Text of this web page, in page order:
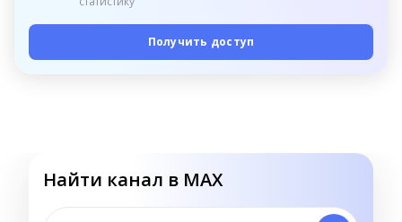
Получить доступ
Найти канал в MAX